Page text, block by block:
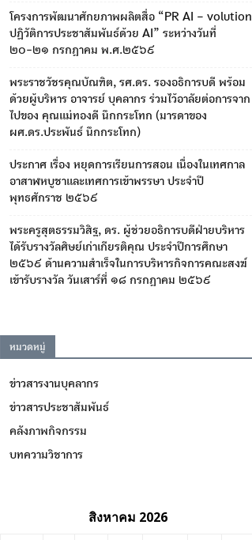
โครงการพัฒนาศักยภาพผลิตสื่อ “PR AI – volution
ปฏิวัติการประชาสัมพันธ์ด้วย AI” ระหว่างวันที่
๒๐-๒๑ กรกฎาคม พ.ศ.๒๕๖๙
พระราชวัชรคุณบัณฑิต, รศ.ดร. รองอธิการบดี พร้อม
ด้วยผู้บริหาร อาจารย์ บุคลากร ร่วมไว้อาลัยต่อการจาก
ไปของ คุณแม่ทองดี นึกกระโทก (มารดาของ
ผศ.ดร.ประพันธ์ นึกกระโทก)
ประกาศ เรื่อง หยุดการเรียนการสอน เนื่องในเทศกาล
อาสาฬหบูชาและเทศการเข้าพรรษา ประจำปี
พุทธศักราช ๒๕๖๙
พระครูสุตธรรมวิสิฐ, ดร. ผู้ช่วยอธิการบดีฝ่ายบริหาร
ได้รับรางวัลศิษย์เก่าเกียรติคุณ ประจำปีการศึกษา
๒๕๖๙ ด้านความสำเร็จในการบริหารกิจการคณะสงฆ์
เข้ารับรางวัล วันเสาร์ที่ ๑๘ กรกฎาคม ๒๕๖๙
หมวดหมู่
ข่าวสารงานบุคลากร
ข่าวสารประชาสัมพันธ์
คลังภาพกิจกรรม
บทความวิชาการ
สิงหาคม 2026